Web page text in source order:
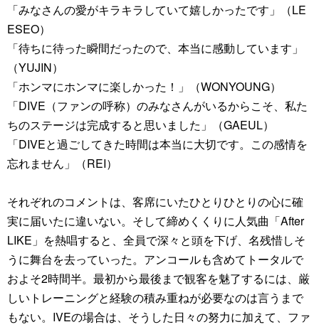
「みなさんの愛がキラキラしていて嬉しかったです」（LE
ESEO）
「待ちに待った瞬間だったので、本当に感動しています」
（YUJIN）
「ホンマにホンマに楽しかった！」（WONYOUNG）
「DIVE（ファンの呼称）のみなさんがいるからこそ、私た
ちのステージは完成すると思いました」（GAEUL）
「DIVEと過ごしてきた時間は本当に大切です。この感情を
忘れません」（REI）
それぞれのコメントは、客席にいたひとりひとりの心に確
実に届いたに違いない。そして締めくくりに人気曲「After
LIKE」を熱唱すると、全員で深々と頭を下げ、名残惜しそ
うに舞台を去っていった。アンコールも含めてトータルで
およそ2時間半。最初から最後まで観客を魅了するには、厳
しいトレーニングと経験の積み重ねが必要なのは言うまで
もない。IVEの場合は、そうした日々の努力に加えて、ファ